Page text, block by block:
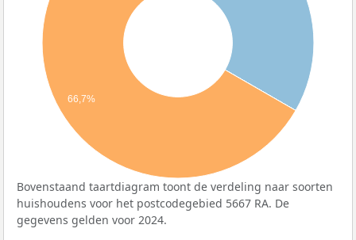
66,7%
Bovenstaand taartdiagram toont de verdeling naar soorten
huishoudens voor het postcodegebied 5667 RA. De
gegevens gelden voor 2024.